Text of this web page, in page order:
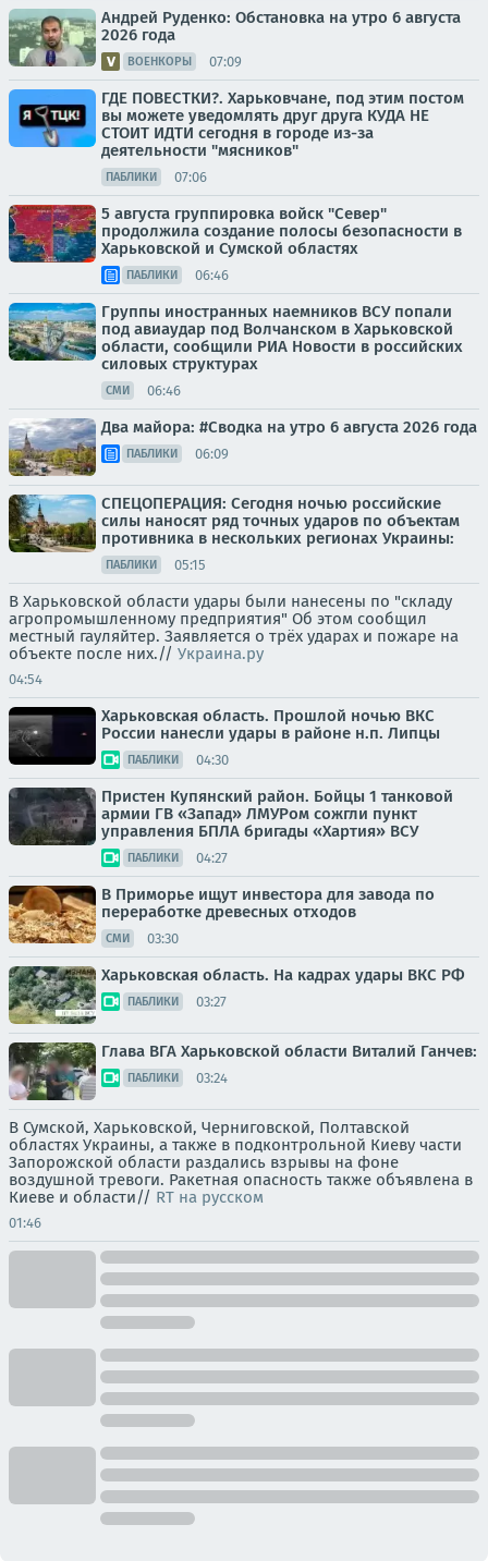
Андрей Руденко: Обстановка на утро 6 августа
2026 года
ВОЕНКОРЫ 07:09
ГДЕ ПОВЕСТКИ?. Харьковчане, под этим постом
вы можете уведомлять друг друга КУДА НЕ
СТОИТ ИДТИ сегодня в городе из-за
деятельности "мясников"
ПАБЛИКИ 07:06
5 августа группировка войск "Север"
продолжила создание полосы безопасности в
Харьковской и Сумской областях
ПАБЛИКИ 06:46
Группы иностранных наемников ВСУ попали
под авиаудар под Волчанском в Харьковской
области, сообщили РИА Новости в российских
силовых структурах
СМИ 06:46
Два майора: #Сводка на утро 6 августа 2026 года
ПАБЛИКИ 06:09
СПЕЦОПЕРАЦИЯ: Сегодня ночью российские
силы наносят ряд точных ударов по объектам
противника в нескольких регионах Украины:
ПАБЛИКИ 05:15
В Харьковской области удары были нанесены по "складу
агропромышленному предприятия" Об этом сообщил
местный гауляйтер. Заявляется о трёх ударах и пожаре на
объекте после них.// Украина.ру
04:54
Харьковская область. Прошлой ночью ВКС
России нанесли удары в районе н.п. Липцы
ПАБЛИКИ 04:30
Пристен Купянский район. Бойцы 1 танковой
армии ГВ «Запад» ЛМУРом сожгли пункт
управления БПЛА бригады «Хартия» ВСУ
ПАБЛИКИ 04:27
В Приморье ищут инвестора для завода по
переработке древесных отходов
СМИ 03:30
Харьковская область. На кадрах удары ВКС РФ
ПАБЛИКИ 03:27
Глава ВГА Харьковской области Виталий Ганчев:
ПАБЛИКИ 03:24
В Сумской, Харьковской, Черниговской, Полтавской
областях Украины, а также в подконтрольной Киеву части
Запорожской области раздались взрывы на фоне
воздушной тревоги. Ракетная опасность также объявлена в
Киеве и области// RT на русском
01:46